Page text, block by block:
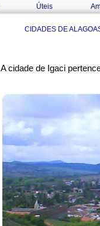
Úteis
CIDADES DE
A cidade de Igaci